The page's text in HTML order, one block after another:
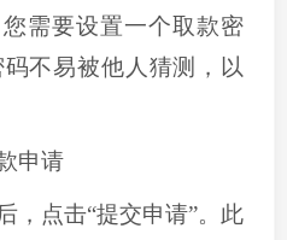
需要设置一个取款密
不易被他人猜测，以
申请
，点击“提交申请”。此